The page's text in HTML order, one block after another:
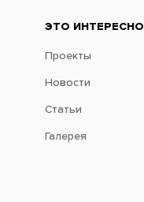
ЭТО ИНТЕРЕСНО
Проекты
Новости
Статьи
Галерея